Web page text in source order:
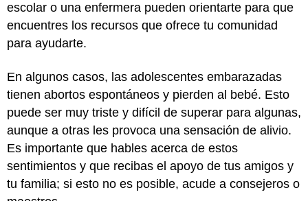
escolar o una enfermera pueden orientarte para que
encuentres los recursos que ofrece tu comunidad
para ayudarte.
En algunos casos, las adolescentes embarazadas
tienen abortos espontáneos y pierden al bebé. Esto
puede ser muy triste y difícil de superar para algunas,
aunque a otras les provoca una sensación de alivio.
Es importante que hables acerca de estos
sentimientos y que recibas el apoyo de tus amigos y
tu familia; si esto no es posible, acude a consejeros o